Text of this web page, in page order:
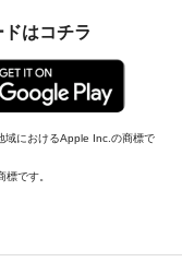
はコチラ
域におけるApple Inc.の商標で
です。